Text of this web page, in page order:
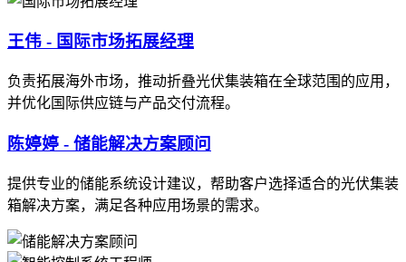
王伟 - 国际市场拓展经理
负责拓展海外市场，推动折叠光伏集装箱在全球范围的应用，
并优化国际供应链与产品交付流程。
陈婷婷 - 储能解决方案顾问
提供专业的储能系统设计建议，帮助客户选择适合的光伏集装
箱解决方案，满足各种应用场景的需求。